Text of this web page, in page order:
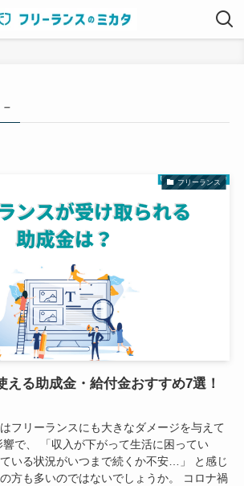
–
フリーランス
える助成金・給付金おすすめ7選！
フリーランスにも大きなダメージを与えて
で、 「収入が下がって生活に困ってい
いる状況がいつまで続くか不安…」 と感じ
方も多いのではないでしょうか。 コロナ禍